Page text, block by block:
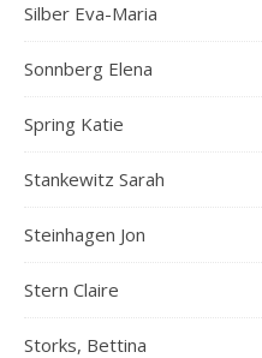
Silber Eva-Maria
Sonnberg Elena
Spring Katie
Stankewitz Sarah
Steinhagen Jon
Stern Claire
Storks, Bettina